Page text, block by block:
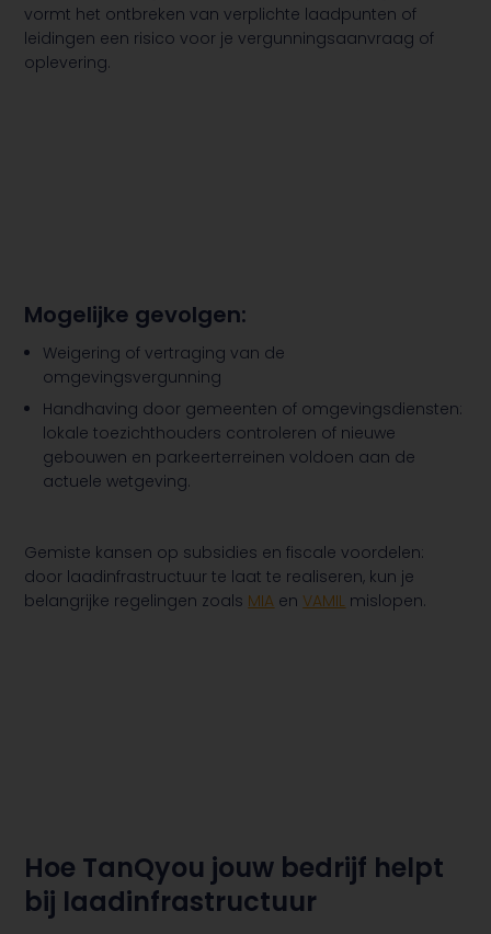
vormt het ontbreken van verplichte laadpunten of
leidingen een risico voor je vergunningsaanvraag of
oplevering.
Mogelijke gevolgen:
Weigering of vertraging van de
omgevingsvergunning
Handhaving door gemeenten of omgevingsdiensten:
lokale toezichthouders controleren of nieuwe
gebouwen en parkeerterreinen voldoen aan de
actuele wetgeving.
Gemiste kansen op subsidies en fiscale voordelen:
door laadinfrastructuur te laat te realiseren, kun je
belangrijke regelingen zoals MIA enVAMIL mislopen.
Hoe TanQyou jouw bedrijf helpt
bij laadinfrastructuur